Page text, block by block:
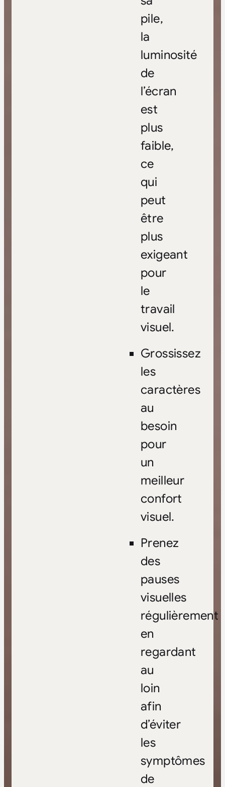
pile,
la
luminosité
de
l’écran
est
plus
faible,
ce
qui
peut
être
plus
exigeant
pour
le
travail
visuel.
Grossissez
les
caractères
au
besoin
pour
un
meilleur
confort
visuel.
Prenez
des
pauses
visuelles
régulièrement
en
regardant
au
loin
afin
d’éviter
les
symptômes
de